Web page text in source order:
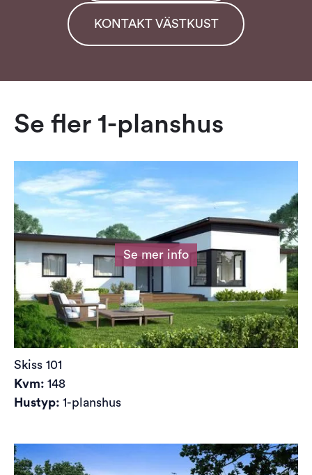
KONTAKT VÄSTKUST
Se fler 1-planshus
Se mer info
Skiss 101
Kvm: 148
Hustyp: 1-planshus